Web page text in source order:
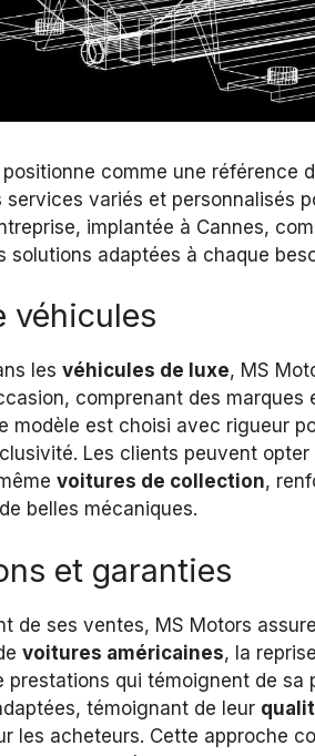
comme une référence
services variés et personnalisés
implantée à Cannes,
solutions adaptées à chaque
véhicules
les véhicules de luxe, MS
comprenant des
modèle est choisi avec rigueur
Les clients peuvent
voitures de collection,
belles mécaniques.
et garanties
de ses ventes, MS Motors
voitures américaines, la
prestations qui témoignent de
témoignant de leur
les acheteurs. Cette approche